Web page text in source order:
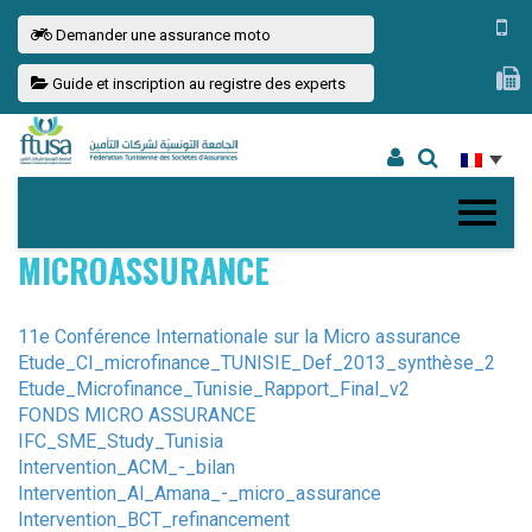
Demander une assurance moto
Guide et inscription au registre des experts
MICROASSURANCE
11e Conférence Internationale sur la Micro assurance
Etude_CI_microfinance_TUNISIE_Def_2013_synthèse_2
Etude_Microfinance_Tunisie_Rapport_Final_v2
FONDS MICRO ASSURANCE
IFC_SME_Study_Tunisia
Intervention_ACM_-_bilan
Intervention_Al_Amana_-_micro_assurance
Intervention_BCT_refinancement